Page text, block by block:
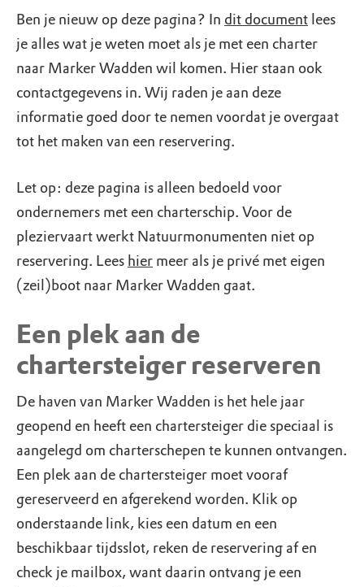
Ben je nieuw op deze pagina? In dit document lees
je alles wat je weten moet als je met een charter
naar Marker Wadden wil komen. Hier staan ook
contactgegevens in. Wij raden je aan deze
informatie goed door te nemen voordat je overgaat
tot het maken van een reservering.
Let op: deze pagina is alleen bedoeld voor
ondernemers met een charterschip. Voor de
pleziervaart werkt Natuurmonumenten niet op
reservering. Lees hier meer als je privé met eigen
(zeil)boot naar Marker Wadden gaat.
Een plek aan de
chartersteiger reserveren
De haven van Marker Wadden is het hele jaar
geopend en heeft een chartersteiger die speciaal is
aangelegd om charterschepen te kunnen ontvangen.
Een plek aan de chartersteiger moet vooraf
gereserveerd en afgerekend worden. Klik op
onderstaande link, kies een datum en een
beschikbaar tijdsslot, reken de reservering af en
check je mailbox, want daarin ontvang je een